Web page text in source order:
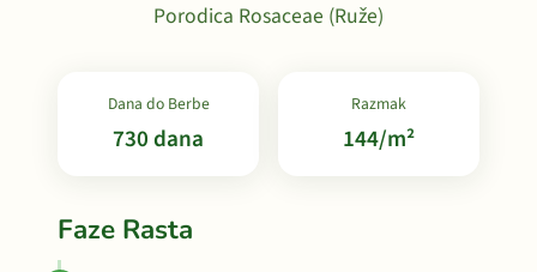
Porodica Rosaceae (Ruže)
Dana do Berbe
730 dana
Razmak
144/m²
Faze Rasta